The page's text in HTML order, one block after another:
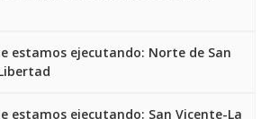
estamos ejecutando: Norte de San
estamos ejecutando: San Vicente-La